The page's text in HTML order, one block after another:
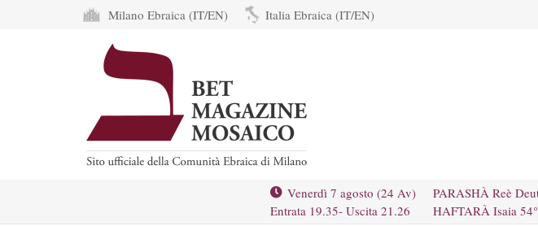
Milano Ebraica (IT/EN) Italia Ebraica (IT/EN)
Venerdì 7 agosto (24 Av)
Entrata 19.35- Uscita 21.26
PARASHÀ Reè
HAFTARÀ Isaia